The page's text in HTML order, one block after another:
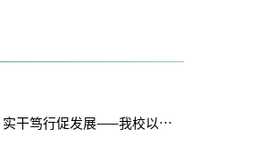
深学细悟铸根基 实干笃行促发展——我校以正确政绩观引领“十五五”开局新征程